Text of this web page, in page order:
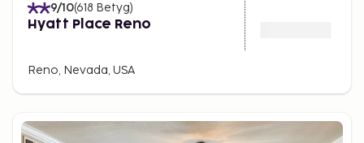
9/10(618 Betyg)
Hyatt Place Reno
Reno, Nevada, USA